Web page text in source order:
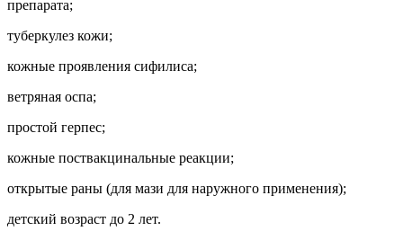
препарата;
туберкулез кожи;
кожные проявления сифилиса;
ветряная оспа;
простой герпес;
кожные поствакцинальные реакции;
открытые раны (для мази для наружного применения);
детский возраст до 2 лет.